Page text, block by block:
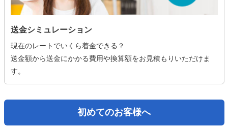
送金シミュレーション
現在のレートでいくら着金できる？
送金額から送金にかかる費用や換算額をお見積もりいただけま
す。
初めてのお客様へ